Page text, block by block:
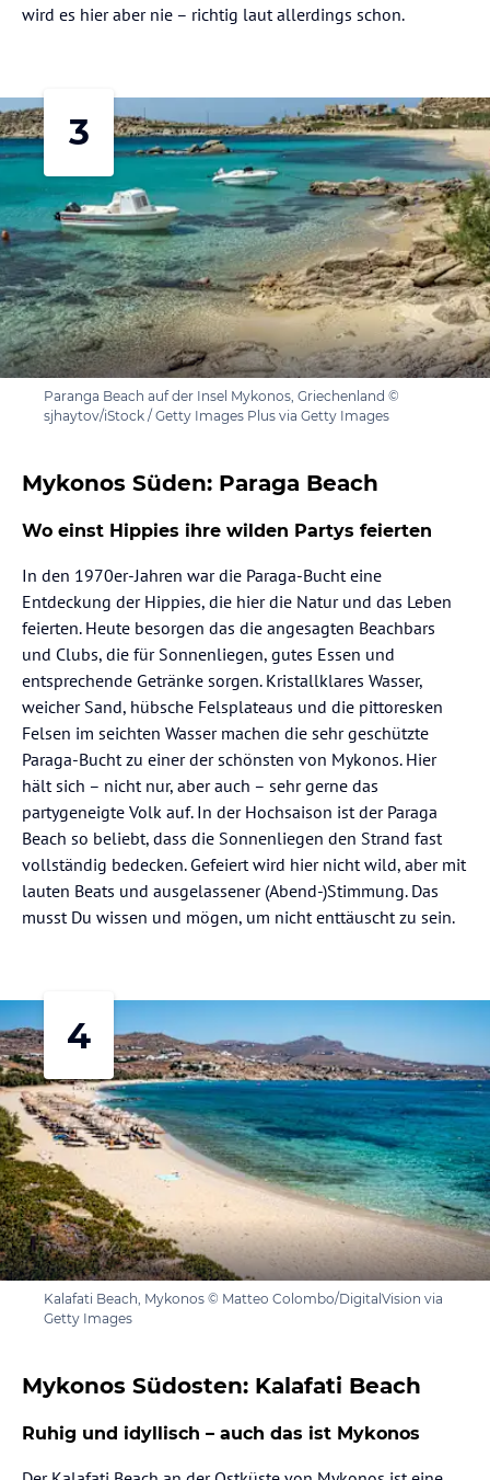
wird es hier aber nie – richtig laut allerdings schon.
3
Paranga Beach auf der Insel Mykonos, Griechenland ©
sjhaytov/iStock / Getty Images Plus via Getty Images
Mykonos Süden: Paraga Beach
Wo einst Hippies ihre wilden Partys feierten
In den 1970er-Jahren war die Paraga-Bucht eine
Entdeckung der Hippies, die hier die Natur und das Leben
feierten. Heute besorgen das die angesagten Beachbars
und Clubs, die für Sonnenliegen, gutes Essen und
entsprechende Getränke sorgen. Kristallklares Wasser,
weicher Sand, hübsche Felsplateaus und die pittoresken
Felsen im seichten Wasser machen die sehr geschützte
Paraga-Bucht zu einer der schönsten von Mykonos. Hier
hält sich – nicht nur, aber auch – sehr gerne das
partygeneigte Volk auf. In der Hochsaison ist der Paraga
Beach so beliebt, dass die Sonnenliegen den Strand fast
vollständig bedecken. Gefeiert wird hier nicht wild, aber mit
lauten Beats und ausgelassener (Abend-)Stimmung. Das
musst Du wissen und mögen, um nicht enttäuscht zu sein.
4
Kalafati Beach, Mykonos © Matteo Colombo/DigitalVision via
Getty Images
Mykonos Südosten: Kalafati Beach
Ruhig und idyllisch – auch das ist Mykonos